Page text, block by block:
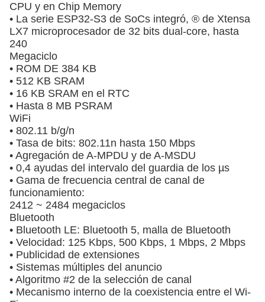
CPU y en Chip Memory
• La serie ESP32-S3 de SoCs integró, ® de Xtensa
LX7 microprocesador de 32 bits dual-core, hasta
240
Megaciclo
• ROM DE 384 KB
• 512 KB SRAM
• 16 KB SRAM en el RTC
• Hasta 8 MB PSRAM
WiFi
• 802.11 b/g/n
• Tasa de bits: 802.11n hasta 150 Mbps
• Agregación de A-MPDU y de A-MSDU
• 0,4 ayudas del intervalo del guardia de los µs
• Gama de frecuencia central de canal de
funcionamiento:
2412 ~ 2484 megaciclos
Bluetooth
• Bluetooth LE: Bluetooth 5, malla de Bluetooth
• Velocidad: 125 Kbps, 500 Kbps, 1 Mbps, 2 Mbps
• Publicidad de extensiones
• Sistemas múltiples del anuncio
• Algoritmo #2 de la selección de canal
• Mecanismo interno de la coexistencia entre el Wi-